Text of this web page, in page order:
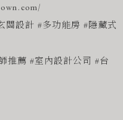
設計 #多功能房 #隱藏式
推薦 #室內設計公司 #台